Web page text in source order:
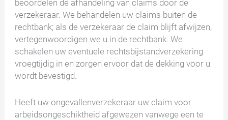
beoordelen de afhandeling van claims door de
verzekeraar. We behandelen uw claims buiten de
rechtbank; als de verzekeraar de claim blijft afwijzen,
vertegenwoordigen we u in de rechtbank. We
schakelen uw eventuele rechtsbijstandverzekering
vroegtijdig in en zorgen ervoor dat de dekking voor u
wordt bevestigd.
Heeft uw ongevallenverzekeraar uw claim voor
arbeidsongeschiktheid afgewezen vanwege een te